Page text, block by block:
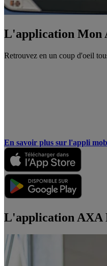
L'application Mon
Retrouvez en un coup d'oeil
En savoir plus sur l'appli
L'application AXA